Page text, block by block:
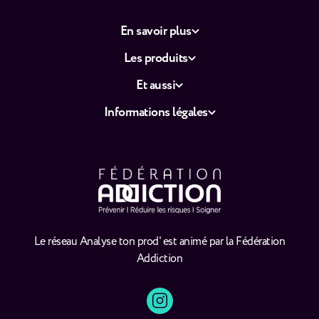
Le réseau Analyse ton prod' est animé par la Fédération
Addiction
En savoir plus
Les produits
Et aussi
Informations légales